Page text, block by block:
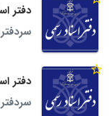
دفتر
دفتر